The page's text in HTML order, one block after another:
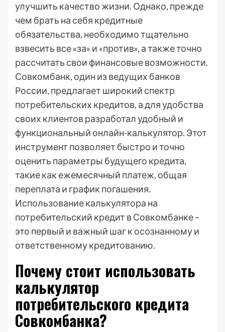
улучшить качество жизни. Однако, прежде
чем брать на себя кредитные
обязательства, необходимо тщательно
взвесить все «за» и «против», а также точно
рассчитать свои финансовые возможности.
Совкомбанк, один из ведущих банков
России, предлагает широкий спектр
потребительских кредитов, а для удобства
своих клиентов разработал удобный и
функциональный онлайн-калькулятор. Этот
инструмент позволяет быстро и точно
оценить параметры будущего кредита,
такие как ежемесячный платеж, общая
переплата и график погашения.
Использование калькулятора на
потребительский кредит в Совкомбанке –
это первый и важный шаг к осознанному и
ответственному кредитованию.
Почему стоит использовать
калькулятор
потребительского кредита
Совкомбанка?